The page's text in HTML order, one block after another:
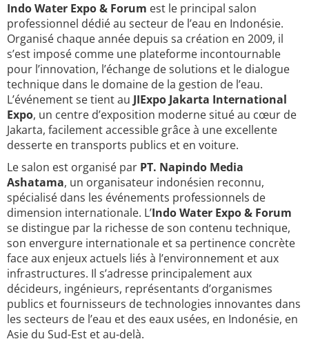
Indo Water Expo & Forum est le principal salon
professionnel dédié au secteur de l’eau en Indonésie.
Organisé chaque année depuis sa création en 2009, il
s’est imposé comme une plateforme incontournable
pour l’innovation, l’échange de solutions et le dialogue
technique dans le domaine de la gestion de l’eau.
L’événement se tient au JIExpo Jakarta International
Expo, un centre d’exposition moderne situé au cœur de
Jakarta, facilement accessible grâce à une excellente
desserte en transports publics et en voiture.
Le salon est organisé par PT. Napindo Media
Ashatama, un organisateur indonésien reconnu,
spécialisé dans les événements professionnels de
dimension internationale. L’Indo Water Expo & Forum
se distingue par la richesse de son contenu technique,
son envergure internationale et sa pertinence concrète
face aux enjeux actuels liés à l’environnement et aux
infrastructures. Il s’adresse principalement aux
décideurs, ingénieurs, représentants d’organismes
publics et fournisseurs de technologies innovantes dans
les secteurs de l’eau et des eaux usées, en Indonésie, en
Asie du Sud-Est et au-delà.